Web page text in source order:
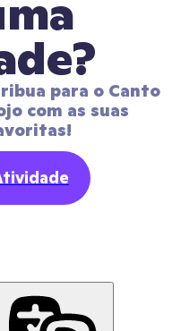
para o Canto
com as suas